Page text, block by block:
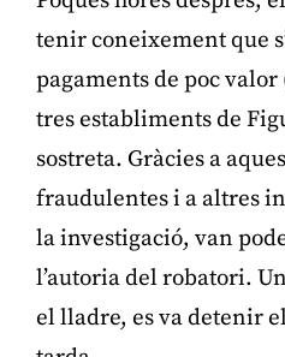
tenir coneixement que
pagaments de poc valor
tres establiments de
sostreta. Gràcies a
fraudulentes i a altres
la investigació, van
l’autoria del robatori.
el lladre, es va detenir